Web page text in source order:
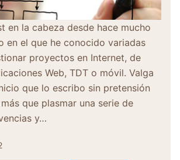
en la cabeza desde hace mucho
en el que he conocido variadas
proyectos en Internet, de
Web, TDT o móvil. Valga
que lo escribo sin pretensión
que plasmar una serie de
y…